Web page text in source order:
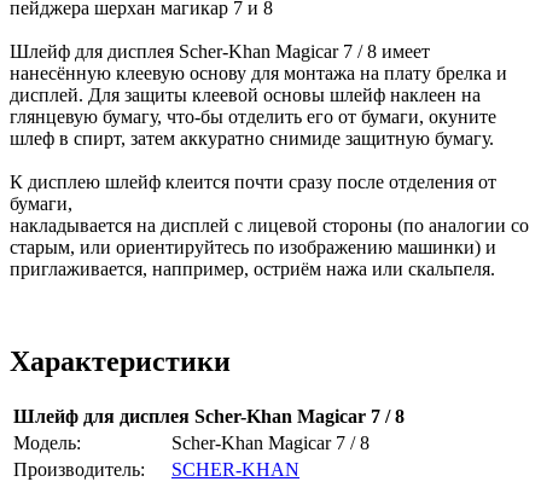
пейджера шерхан магикар 7 и 8
Шлейф для дисплея Scher-Khan Magicar 7 / 8 имеет
нанесённую клеевую основу для монтажа на плату брелка и
дисплей. Для защиты клеевой основы шлейф наклеен на
глянцевую бумагу, что-бы отделить его от бумаги, окуните
шлеф в спирт, затем аккуратно снимиде защитную бумагу.
К дисплею шлейф клеится почти сразу после отделения от
бумаги,
накладывается на дисплей с лицевой стороны (по аналогии со
старым, или ориентируйтесь по изображению машинки) и
приглаживается, наппример, остриём нажа или скальпеля.
Характеристики
Шлейф для дисплея Scher-Khan Magicar 7 / 8
Модель:
Scher-Khan Magicar 7 / 8
Производитель:
SCHER-KHAN